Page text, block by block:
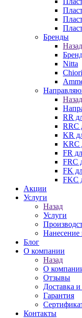
Бренды
Назад
Nitta
Назад
RR
RRC
KR
KRC
FR
FRC
FK
FKC
Акции
Услуги
Назад
Услуги
Блог
О компании
Назад
О
Отзывы
Доставка и
Гарантия
Контакты